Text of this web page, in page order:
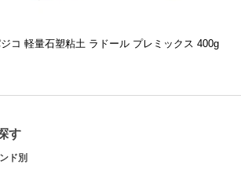
コ 軽量石塑粘土 ラドール プレミックス 400g
す
ド別